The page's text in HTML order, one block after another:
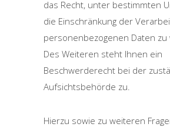
das Recht, unter bestimmten
die Einschränkung der
personenbezogenen Daten zu
Des Weiteren steht Ihnen ein
Beschwerderecht bei der
Aufsichtsbehörde zu.
Hierzu sowie zu weiteren